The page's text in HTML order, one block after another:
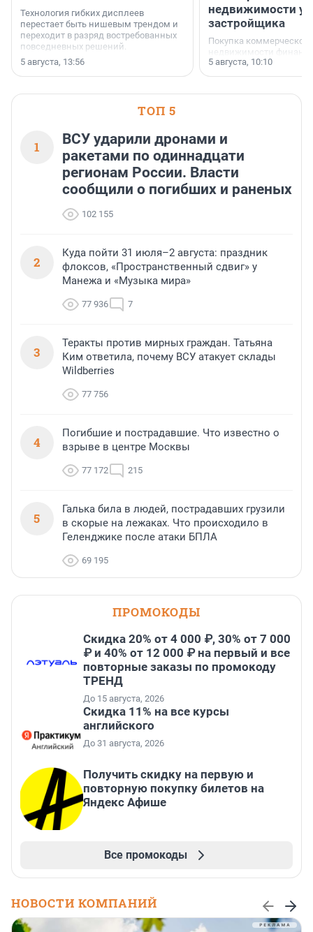
Технология гибких дисплеев
перестает быть нишевым трендом и
переходит в разряд востребованных
повседневных решений.
5 августа, 13:56
недвижимости у
застройщика
Покупка коммерческой
недвижимости
инструмент,
предпринимателей.
или готовый арендный
5 августа, 10:10
ТОП 5
1
ВСУ ударили дронами и
ракетами по одиннадцати
регионам России. Власти
сообщили о погибших и раненых
102 155
2
Куда пойти 31 июля–2 августа: праздник
флоксов, «Пространственный сдвиг» у
Манежа и «Музыка мира»
77 936 7
3
Теракты против мирных граждан. Татьяна
Ким ответила, почему ВСУ атакует склады
Wildberries
77 756
4
Погибшие и пострадавшие. Что известно о
взрыве в центре Москвы
77 172 215
5
Галька била в людей, пострадавших грузили
в скорые на лежаках. Что происходило в
Геленджике после атаки БПЛА
69 195
ПРОМОКОДЫ
Скидка 20% от 4 000 ₽, 30% от 7 000
₽ и 40% от 12 000 ₽ на первый и все
повторные заказы по промокоду
ТРЕНД
До 15 августа, 2026
Скидка 11% на все курсы
английского
До 31 августа, 2026
Получить скидку на первую и
повторную покупку билетов на
Яндекс Афише
Все промокоды
НОВОСТИ КОМПАНИЙ